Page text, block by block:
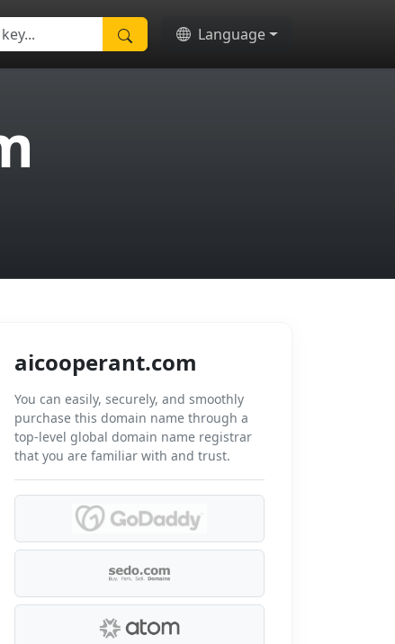
Language
aicooperant.com
You can easily, securely, and smoothly
purchase this domain name through a
top-level global domain name registrar
that you are familiar with and trust.